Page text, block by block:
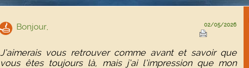
Bonjour, 02/05/2026
J’aimerais vous retrouver comme avant et savoir que
vous êtes toujours là, mais j’ai l’impression que mon